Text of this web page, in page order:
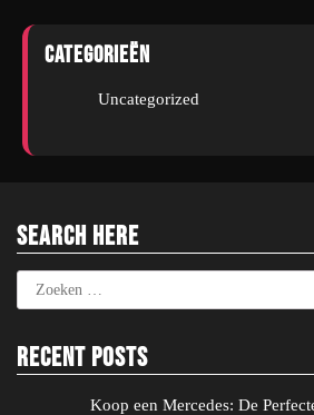
Categorieën
Uncategorized
Search Here
Zoeken
naar:
Recent Posts
Koop een Mercedes: De